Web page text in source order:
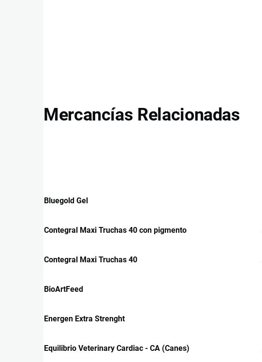
Mercancías Relacionadas
Bluegold Gel
Contegral Maxi Truchas 40 con pigmento
Contegral Maxi Truchas 40
BioArtFeed
Energen Extra Strenght
Equilibrio Veterinary Cardiac - CA (Canes)